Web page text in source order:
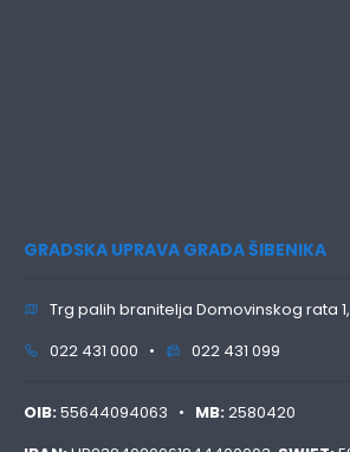
GRADSKA UPRAVA GRADA ŠIBENIKA
Trg palih branitelja Domovinskog rata
022 431 000 •
022 431 099
OIB:55644094063 • MB:2580420